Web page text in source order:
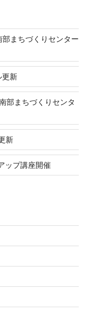
まちづくりセンター
更新
部まちづくりセンタ
新
ップ講座開催